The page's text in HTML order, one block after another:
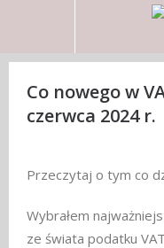
Co nowego w
czerwca 2024 r.
Przeczytaj o tym co
Wybrałem
ze świata podatku